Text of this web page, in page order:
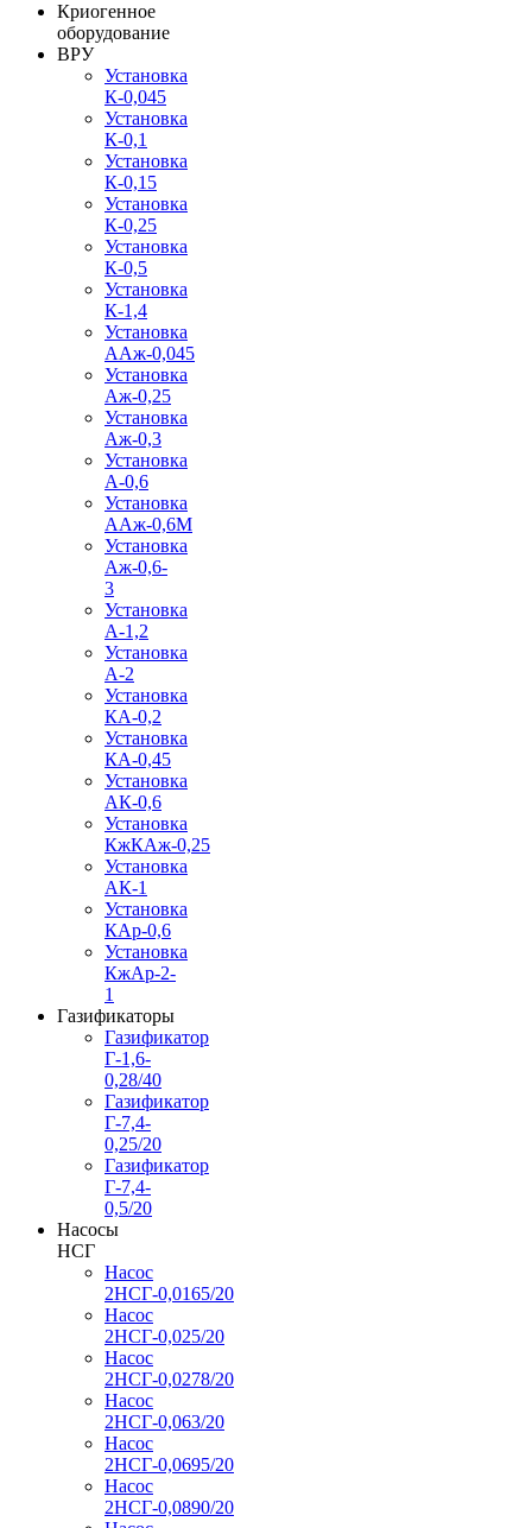
Криогенное
оборудование
ВРУ
Установка
К-0,045
Установка
К-0,1
Установка
К-0,15
Установка
К-0,25
Установка
К-0,5
Установка
К-1,4
Установка
ААж-0,045
Установка
Аж-0,25
Установка
Аж-0,3
Установка
А-0,6
Установка
ААж-0,6М
Установка
Аж-0,6-
3
Установка
А-1,2
Установка
А-2
Установка
КА-0,2
Установка
КА-0,45
Установка
АК-0,6
Установка
КжКАж-0,25
Установка
АК-1
Установка
КАр-0,6
Установка
КжАр-2-
1
Газификаторы
Газификатор
Г-1,6-
0,28/40
Газификатор
Г-7,4-
0,25/20
Газификатор
Г-7,4-
0,5/20
Насосы
НСГ
Насос
2НСГ-0,0165/20
Насос
2НСГ-0,025/20
Насос
2НСГ-0,0278/20
Насос
2НСГ-0,063/20
Насос
2НСГ-0,0695/20
Насос
2НСГ-0,0890/20